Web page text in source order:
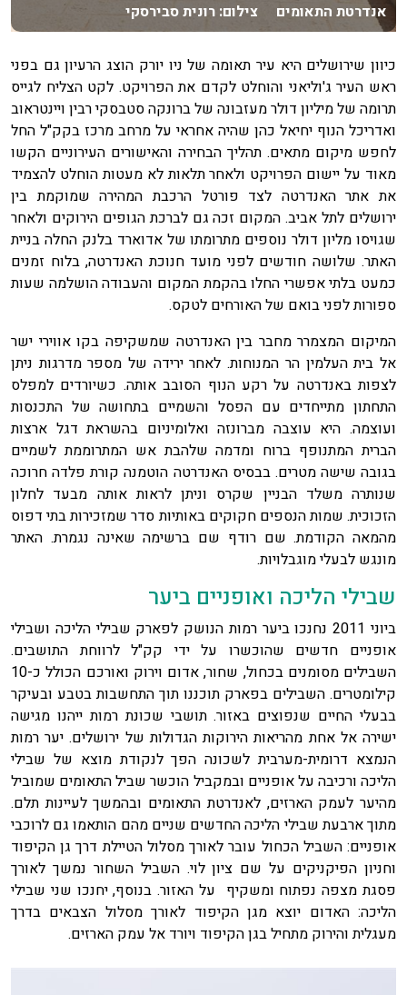
אנדרטת התאומים צילום: רונית סבירסקי
כיוון שירושלים היא עיר תאומה של ניו יורק הוצג הרעיון גם בפני
ראש העיר ג'וליאני והוחלט לקדם את הפרויקט. לקט הצליח לגייס
תרומה של מיליון דולר מעזבונה של ברונקה סטבסקי רבין ויינטראוב
ואדריכל הנוף יחיאל כהן שהיה אחראי על מרחב מרכז בקק"ל החל
לחפש מיקום מתאים. תהליך הבחירה והאישורים העירוניים הקשו
מאוד על יישום הפרויקט ולאחר תלאות לא מעטות הוחלט להצמיד
את אתר האנדרטה לצד פורטל הרכבת המהירה שמוקמת בין
ירושלים לתל אביב. המקום זכה גם לברכת הגופים הירוקים ולאחר
שגויסו מליון דולר נוספים מתרומתו של אדוארד בלנק החלה בניית
האתר. שלושה חודשים לפני מועד חנוכת האנדרטה, בלוח זמנים
כמעט בלתי אפשרי החלו בהקמת המקום והעבודה הושלמה שעות
ספורות לפני בואם של האורחים לטקס.
המיקום המצמרר מחבר בין האנדרטה שמשקיפה בקו אווירי ישר
אל בית העלמין הר המנוחות. לאחר ירידה של מספר מדרגות ניתן
לצפות באנדרטה על רקע הנוף הסובב אותה. כשיורדים למפלס
התחתון מתייחדים עם הפסל והשמיים בתחושה של התכנסות
ועוצמה. היא עוצבה מברונזה ואלומיניום בהשראת דגל ארצות
הברית המתנופף ברוח ומדמה שלהבת אש המתרוממת לשמיים
בגובה שישה מטרים. בבסיס האנדרטה הוטמנה קורת פלדה חרוכה
שנותרה משלד הבניין שקרס וניתן לראות אותה מבעד לחלון
הזכוכית. שמות הנספים חקוקים באותיות סדר שמזכירות בתי דפוס
מהמאה הקודמת. שם רודף שם ברשימה שאינה נגמרת. האתר
מונגש לבעלי מוגבלויות.
שבילי הליכה ואופניים ביער
ביוני 2011 נחנכו ביער רמות הנושק לפארק שבילי הליכה ושבילי
אופניים חדשים שהוכשרו על ידי קק"ל לרווחת התושבים.
השבילים מסומנים בכחול, שחור, אדום וירוק ואורכם הכולל כ-10
קילומטרים. השבילים בפארק תוכננו תוך התחשבות בטבע ובעיקר
בבעלי החיים שנפוצים באזור. תושבי שכונת רמות ייהנו מגישה
ישירה אל אחת מהריאות הירוקות הגדולות של ירושלים. יער רמות
הנמצא דרומית-מערבית לשכונה הפך לנקודת מוצא של שבילי
הליכה ורכיבה על אופניים ובמקביל הוכשר שביל התאומים שמוביל
מהיער לעמק הארזים, לאנדרטת התאומים ובהמשך לעיינות תלם.
מתוך ארבעת שבילי הליכה החדשים שניים מהם הותאמו גם לרוכבי
אופניים: השביל הכחול עובר לאורך מסלול הטיילת דרך גן הקיפוד
וחניון הפיקניקים על שם ציון לוי. השביל השחור נמשך לאורך
פסגת מצפה נפתוח ומשקיף על האזור. בנוסף, יחנכו שני שבילי
הליכה: האדום יוצא מגן הקיפוד לאורך מסלול הצבאים בדרך
מעגלית והירוק מתחיל בגן הקיפוד ויורד אל עמק הארזים.